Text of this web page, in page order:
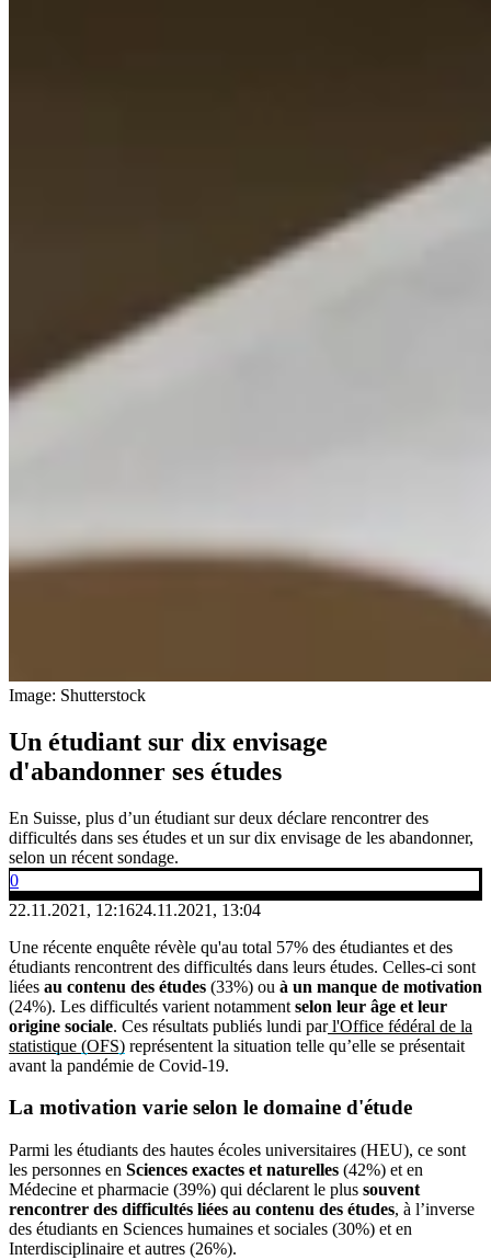
Image: Shutterstock
Un étudiant sur dix envisage
d'abandonner ses études
En Suisse, plus d’un étudiant sur deux déclare rencontrer des
difficultés dans ses études et un sur dix envisage de les abandonner,
selon un récent sondage.
0
22.11.2021, 12:1624.11.2021, 13:04
Une récente enquête révèle qu'au total 57% des étudiantes et des
étudiants rencontrent des difficultés dans leurs études. Celles-ci sont
liées au contenu des études (33%) ou à un manque de motivation
(24%). Les difficultés varient notamment selon leur âge et leur
origine sociale. Ces résultats publiés lundi parl'Office fédéral de la
statistique (OFS) représentent la situation telle qu’elle se présentait
avant la pandémie de Covid-19.
La motivation varie selon le domaine d'étude
Parmi les étudiants des hautes écoles universitaires (HEU), ce sont
les personnes en Sciences exactes et naturelles (42%) et en
Médecine et pharmacie (39%) qui déclarent le plus souvent
rencontrer des difficultés liées au contenu des études, à l’inverse
des étudiants en Sciences humaines et sociales (30%) et en
Interdisciplinaire et autres (26%).